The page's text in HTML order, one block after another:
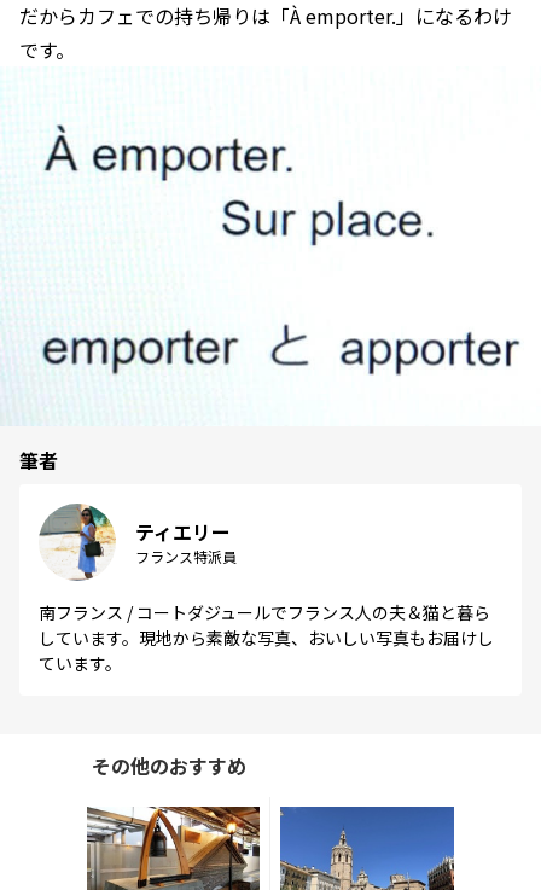
だからカフェでの持ち帰りは「À emporter.」になるわけ
です。
筆者
ティエリー
フランス特派員
南フランス / コートダジュールでフランス人の夫＆猫と暮ら
しています。現地から素敵な写真、おいしい写真もお届けし
ています。
その他のおすすめ